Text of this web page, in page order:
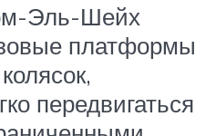
Эль-Шейх
платформы
передвигаться